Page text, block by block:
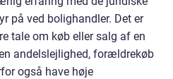
på ved bolighandler. Det er
tale om køb eller salg af en
andelslejlighed, forældrekøb
også have høje